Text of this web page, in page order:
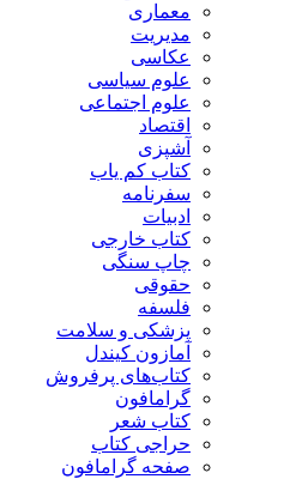
معماری
مدیریت
عکاسی
علوم سیاسی
علوم اجتماعی
اقتصاد
آشپزی
کتاب کم یاب
سفرنامه
ادبیات
کتاب خارجی
چاپ سنگی
حقوقی
فلسفه
پزشکی و سلامت
آمازون کیندل
کتاب‌های پرفروش
گرامافون
کتاب شعر
حراجی کتاب
صفحه گرامافون